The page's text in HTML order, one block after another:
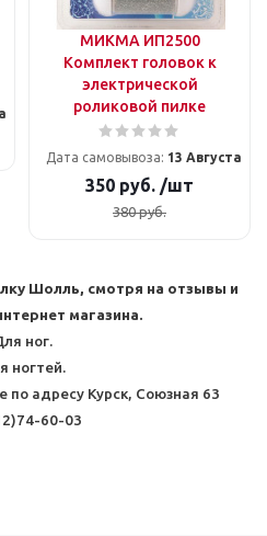
МИКМА ИП2500
Комплект головок к
электрической
роликовой пилке
Дата самовывоза: 13 Августа
350 руб. /шт
380руб.
Шолль, смотря на отзывы и
магазина.
ног.
ногтей.
по адресу Курск, Союзная 63
60-03